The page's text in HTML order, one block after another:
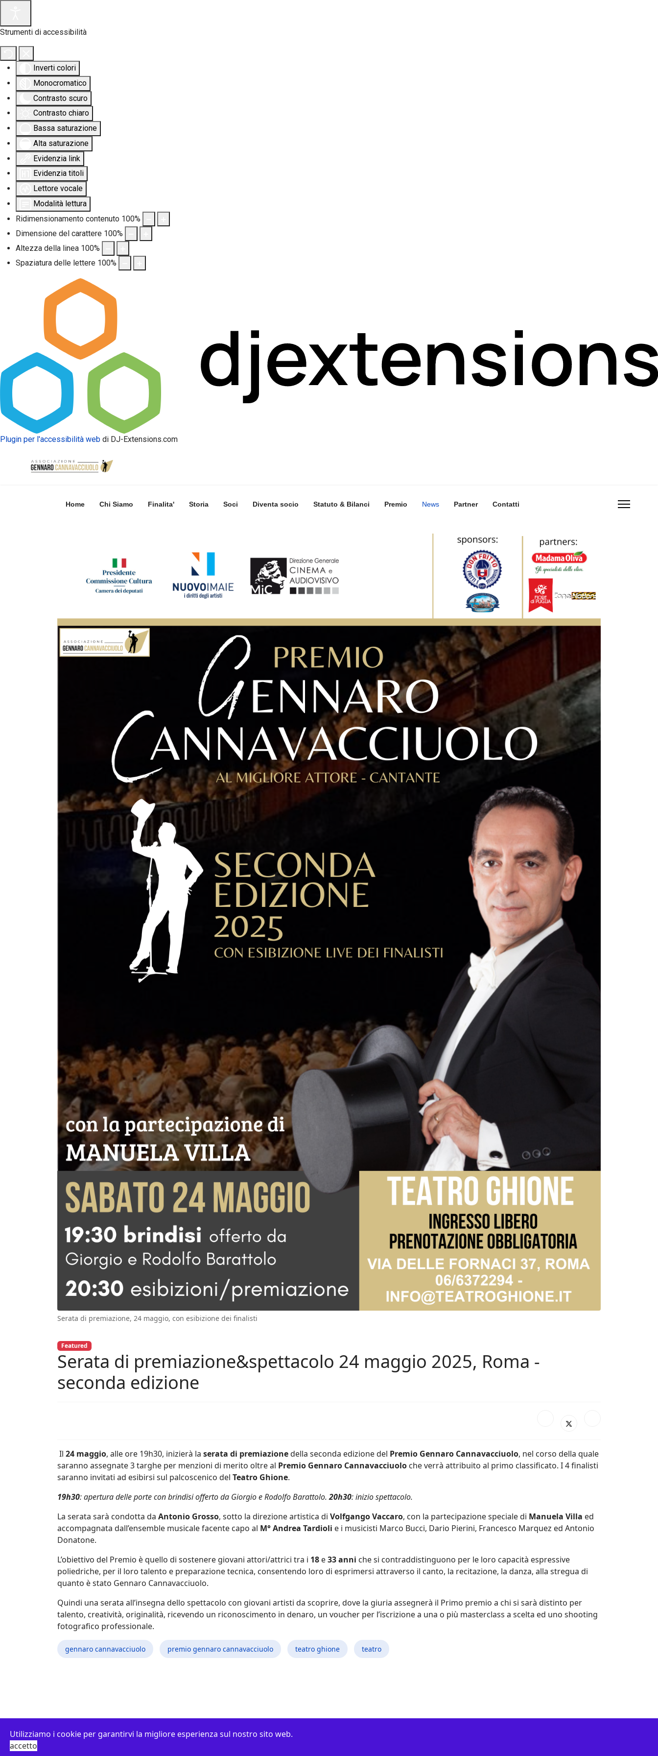
Strumenti di accessibilità
Inverti colori
Monocromatico
Contrasto scuro
Contrasto chiaro
Bassa saturazione
Alta saturazione
Evidenzia link
Evidenzia titoli
Lettore vocale
Modalità lettura
Ridimensionamento contenuto 100%
Dimensione del carattere 100%
Altezza della linea 100%
Spaziatura delle lettere 100%
Plugin per l'accessibilità web di DJ-Extensions.com
Home Chi Siamo Finalita' Storia Soci Diventa socio Statuto & Bilanci Premio News Partner Contatti
Serata di premiazione, 24 maggio, con esibizione dei finalisti
Featured
Serata di premiazione&spettacolo 24 maggio 2025, Roma -
seconda edizione
Il 24 maggio, alle ore 19h30, inizierà la serata di premiazionedella seconda edizione del Premio Gennaro Cannavacciuolo, nel corso della quale
saranno assegnate 3 targhe per menzioni di merito oltre al Premio Gennaro Cannavacciuolo che verrà attribuito al primo classificato. I 4 finalisti
saranno invitati ad esibirsi sul palcoscenico del Teatro Ghione.
19h30: apertura delle porte con brindisi offerto da Giorgio e Rodolfo Barattolo.20h30: inizio spettacolo.
La serata sarà condotta da Antonio Grosso, sotto la direzione artistica di Volfgango Vaccaro, con la partecipazione speciale di Manuela Villa ed
accompagnata dall’ensemble musicale facente capo al M° Andrea Tardioli e i musicisti Marco Bucci, Dario Pierini, Francesco Marquez ed Antonio
Donatone.
L’obiettivo del Premio è quello di sostenere giovani attori/attrici tra i 18 e33 anni che si contraddistinguono per le loro capacità espressive
poliedriche, per il loro talento e preparazione tecnica, consentendo loro di esprimersi attraverso il canto, la recitazione, la danza, alla stregua di
quanto è stato Gennaro Cannavacciuolo.
Quindi una serata all’insegna dello spettacolo con giovani artisti da scoprire, dove la giuria assegnerà il Primo premio a chi si sarà distinto per
talento, creatività, originalità, ricevendo un riconoscimento in denaro, un voucher per l’iscrizione a una o più masterclass a scelta ed uno shooting
fotografico professionale.
gennaro cannavacciuolo premio gennaro cannavacciuolo teatro ghione teatro
© 2026 Associazione Gennaro Cannavacciuolo via di Valtravaglia 38 00141 ROMA asso.gennarocannavacciuolo@gmail.com . Designed By Impero Web
Utilizziamo i cookie per garantirvi la migliore esperienza sul nostro sito web.
accetto